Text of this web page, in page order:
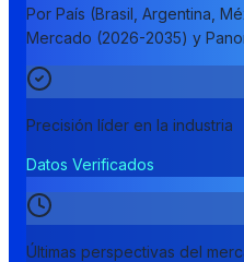
Por País (Brasil, Argentina,
Mercado (2026-2035) y
Precisión líder en la industria
Datos Verificados
Últimas perspectivas del